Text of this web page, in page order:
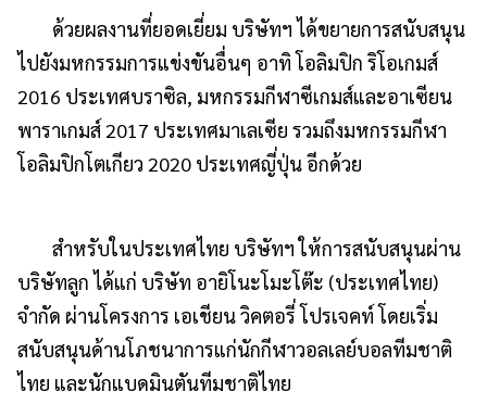
ด้วยผลงานที่ยอดเยี่ยม บริษัทฯ ได้ขยายการสนับสนุน
ไปยังมหกรรมการแข่งขันอื่นๆ อาทิ โอลิมปิก ริโอเกมส์
2016 ประเทศบราซิล, มหกรรมกีฬาซีเกมส์และอาเซียน
พาราเกมส์ 2017 ประเทศมาเลเซีย รวมถึงมหกรรมกีฬา
โอลิมปิกโตเกียว 2020 ประเทศญี่ปุ่น อีกด้วย
สำหรับในประเทศไทย บริษัทฯ ให้การสนับสนุนผ่าน
บริษัทลูก ได้แก่ บริษัท อายิโนะโมะโต๊ะ (ประเทศไทย)
จำกัด ผ่านโครงการ เอเชียน วิคตอรี่ โปรเจคท์ โดยเริ่ม
สนับสนุนด้านโภชนาการแก่นักกีฬาวอลเลย์บอลทีมชาติ
ไทย และนักแบดมินตันทีมชาติไทย